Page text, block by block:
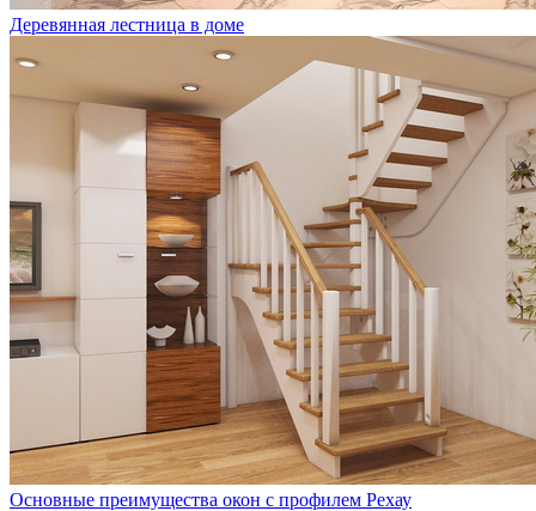
Деревянная лестница в доме
Основные преимущества окон с профилем Рехау